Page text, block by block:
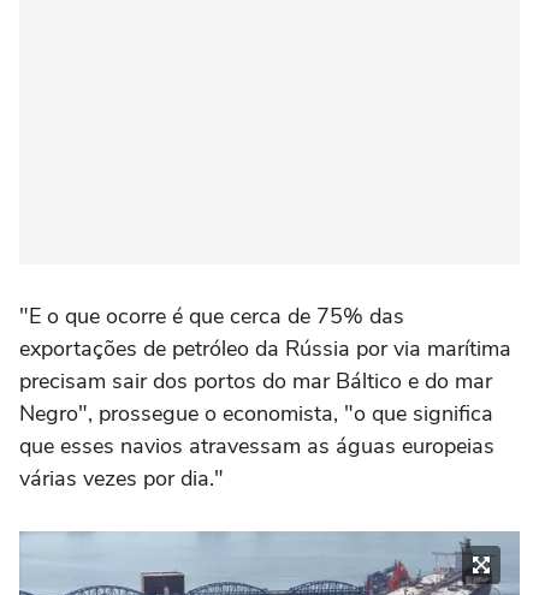
"E o que ocorre é que cerca de 75% das
exportações de petróleo da Rússia por via marítima
precisam sair dos portos do mar Báltico e do mar
Negro", prossegue o economista, "o que significa
que esses navios atravessam as águas europeias
várias vezes por dia."